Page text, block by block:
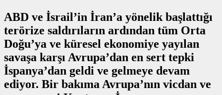
ABD ve İsrail’in İran’a yönelik başlattığı
terörize saldırıların ardından tüm Orta
Doğu’ya ve küresel ekonomiye yayılan
savaşa karşı Avrupa’dan en sert tepki
İspanya’dan geldi ve gelmeye devam
ediyor. Bir bakıma Avrupa’nın vicdan ve